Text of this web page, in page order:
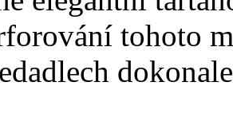
tohoto